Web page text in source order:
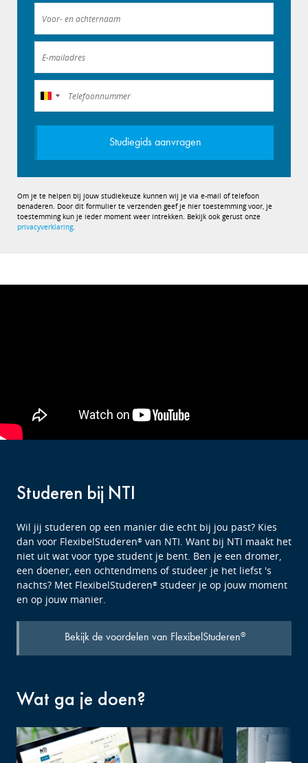
België
+32
Studiegids aanvragen
Om je te helpen bij jouw studiekeuze kunnen wij je via e-mail of telefoon
benaderen. Door dit formulier te verzenden geef je hier toestemming voor, je
toestemming kun je ieder moment weer intrekken. Bekijk ook gerust onze
privacyverklaring.
Studeren bij NTI
Wil jij studeren op een manier die echt bij jou past? Kies
dan voor FlexibelStuderen® van NTI. Want bij NTI maakt het
niet uit wat voor type student je bent. Ben je een dromer,
een doener, een ochtendmens of studeer je het liefst 's
nachts? Met FlexibelStuderen® studeer je op jouw moment
en op jouw manier.
Bekijk de voordelen van FlexibelStuderen®
Wat ga je doen?